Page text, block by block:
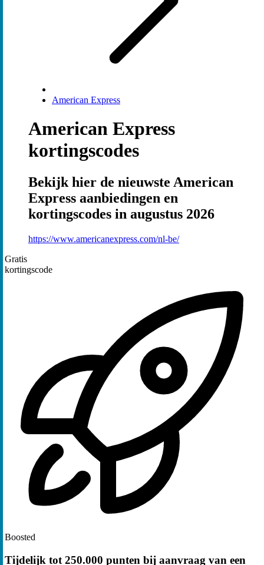
American Express
American Express
kortingscodes
Bekijk hier de nieuwste American
Express aanbiedingen en
kortingscodes in augustus 2026
https://www.americanexpress.com/nl-be/
Gratis
kortingscode
Boosted
Tijdelijk tot 250.000 punten bij aanvraag van een